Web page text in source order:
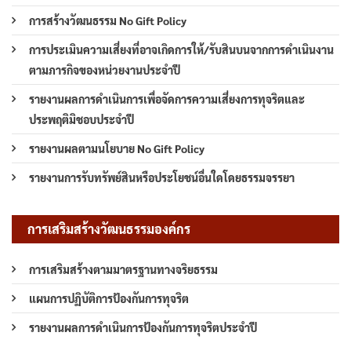
การสร้างวัฒนธรรม No Gift Policy
การประเมินความเสี่ยงที่อาจเกิดการให้/รับสินบนจากการดำเนินงาน
ตามภารกิจของหน่วยงานประจำปี
รายงานผลการดำเนินการเพื่อจัดการความเสี่ยงการทุจริตและ
ประพฤติมิชอบประจำปี
รายงานผลตามนโยบาย No Gift Policy
รายงานการรับทรัพย์สินหรือประโยชน์อื่นใดโดยธรรมจรรยา
การเสริมสร้างวัฒนธรรมองค์กร
การเสริมสร้างตามมาตรฐานทางจริยธรรม
แผนการปฏิบัติการป้องกันการทุจริต
รายงานผลการดำเนินการป้องกันการทุจริตประจำปี